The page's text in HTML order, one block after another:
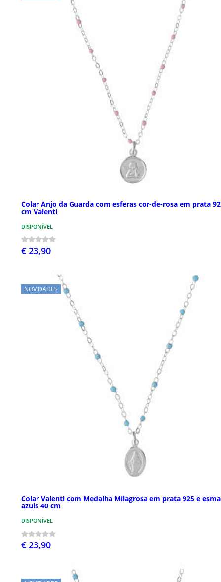
Colar Anjo da Guarda com esferas cor-de-rosa em prata
cm Valenti
DISPONÍVEL
€ 23,90
NOVIDADES
Colar Valenti com Medalha Milagrosa em prata 925 e
azuis 40 cm
DISPONÍVEL
€ 23,90